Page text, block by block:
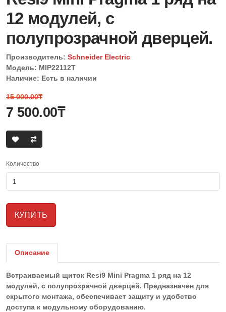
12 модулей, с
полупрозрачной дверцей.
Производитель: Schneider Electric
Модель: MIP22112T
Наличие: Есть в наличии
15 000.00₸
7 500.00₸
Количество
КУПИТЬ
Описание
Встраиваемый щиток Resi9 Mini Pragma 1 ряд на 12
модулей, с полупрозрачной дверцей. Предназначен для
скрытого монтажа, обеспечивает защиту и удобство
доступа к модульному оборудованию.